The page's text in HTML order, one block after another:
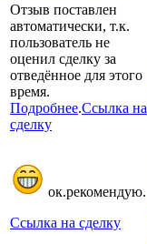
Отзыв поставлен
автоматически, т.к.
пользователь не
оценил сделку за
отведённое для этого
время.
Подробнее.Ссылка на
сделку
ок.рекомендую.
Ссылка на сделку